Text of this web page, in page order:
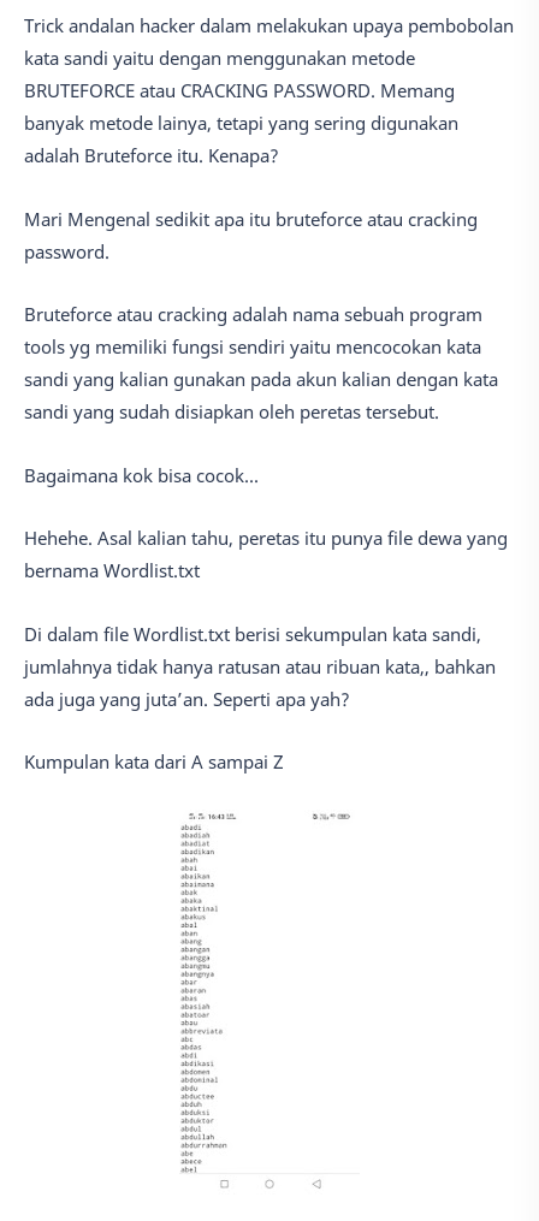
Trick andalan hacker dalam melakukan upaya pembobolan
kata sandi yaitu dengan menggunakan metode
BRUTEFORCE atau CRACKING PASSWORD. Memang
banyak metode lainya, tetapi yang sering digunakan
adalah Bruteforce itu. Kenapa?
Mari Mengenal sedikit apa itu bruteforce atau cracking
password.
Bruteforce atau cracking adalah nama sebuah program
tools yg memiliki fungsi sendiri yaitu mencocokan kata
sandi yang kalian gunakan pada akun kalian dengan kata
sandi yang sudah disiapkan oleh peretas tersebut.
Bagaimana kok bisa cocok...
Hehehe. Asal kalian tahu, peretas itu punya file dewa yang
bernama Wordlist.txt
Di dalam file Wordlist.txt berisi sekumpulan kata sandi,
jumlahnya tidak hanya ratusan atau ribuan kata,, bahkan
ada juga yang juta’an. Seperti apa yah?
Kumpulan kata dari A sampai Z